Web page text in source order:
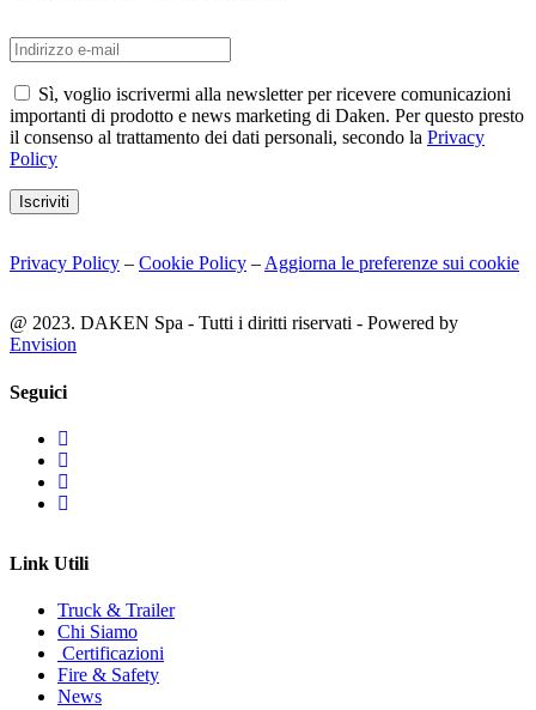
Sì, voglio iscrivermi alla newsletter per ricevere comunicazioni
importanti di prodotto e news marketing di Daken. Per questo presto
il consenso al trattamento dei dati personali, secondo la Privacy
Policy
Iscriviti
Privacy Policy – Cookie Policy – Aggiorna le preferenze sui cookie
@ 2023. DAKEN Spa - Tutti i diritti riservati - Powered by
Envision
Seguici
Link Utili
Truck & Trailer
Chi Siamo
Certificazioni
Fire & Safety
News